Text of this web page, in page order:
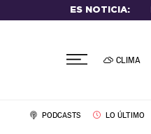
ES NOTICIA:
CLIMA
PODCASTS LO ÚLTIMO